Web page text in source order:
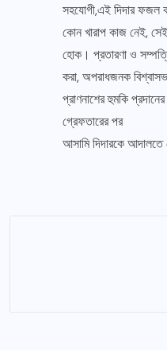
সহযোগী,এই দিদার ফজল
কোন খারাপ কাজ নেই,
হোক। প্রতারণা ও
করা, অপরাধজনক
প্রাণনাশের হুমকি
গ্রেফতারের পর
আসামি দিদারকে আদালতে